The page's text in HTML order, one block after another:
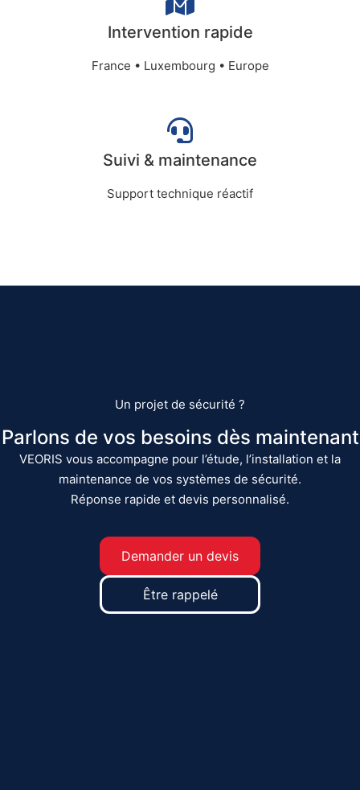
Intervention rapide
France • Luxembourg • Europe
Suivi & maintenance
Support technique réactif
Un projet de sécurité ?
Parlons de vos besoins dès maintenant
VEORIS vous accompagne pour l’étude, l’installation et la
maintenance de vos systèmes de sécurité.
Réponse rapide et devis personnalisé.
Demander un devis
Être rappelé